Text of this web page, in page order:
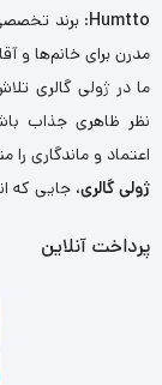
Humtto: برند
مدرن برای خانم‌ها و
ما در ژولی گالری
نظر ظاهری جذاب
اعتماد و ماندگاری را
ژولی گالری، جایی که
پرداخت آنلاین